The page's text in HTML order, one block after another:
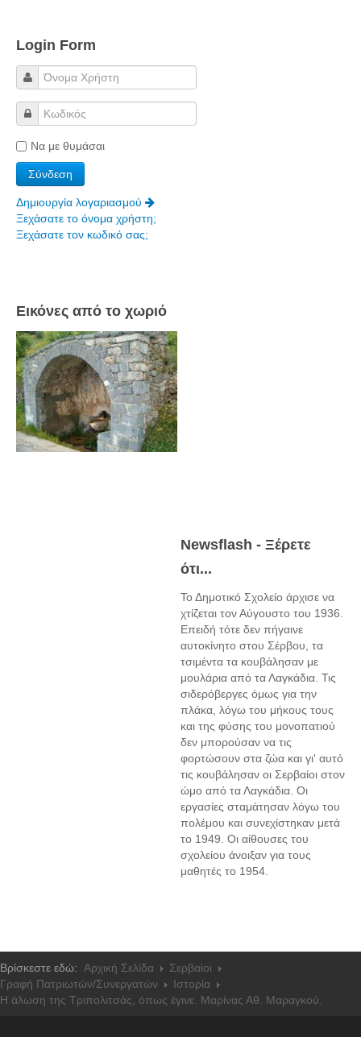
Login Form
Να με θυμάσαι
Δημιουργία λογαριασμού
Ξεχάσατε το όνομα χρήστη;
Ξεχάσατε τον κωδικό σας;
Εικόνες από το χωριό
Newsflash - Ξέρετε
ότι...
Το Δημοτικό Σχολείο άρχισε να
χτίζεται τον Αύγουστο του 1936.
Επειδή τότε δεν πήγαινε
αυτοκίνητο στου Σέρβου, τα
τσιμέντα τα κουβάλησαν με
μουλάρια από τα Λαγκάδια. Τις
σιδερόβεργες όμως για την
πλάκα, λόγω του μήκους τους
και της φύσης του μονοπατιού
δεν μπορούσαν να τις
φορτώσουν στα ζώα και γι' αυτό
τις κουβάλησαν οι Σερβαίοι στον
ώμο από τα Λαγκάδια. Οι
εργασίες σταμάτησαν λόγω του
πολέμου και συνεχίστηκαν μετά
το 1949. Οι αίθουσες του
σχολείου άνοιξαν για τους
μαθητές το 1954.
Βρίσκεστε εδώ: Αρχική Σελίδα
Σερβαίοι
Γραφή Πατριωτών/Συνεργατών
Ιστορία
Η άλωση της Τριπολιτσάς, όπως έγινε. Μαρίνας Αθ. Μαραγκού.